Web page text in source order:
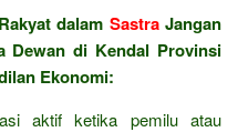
dalam SastraJangan
Dewan di Kendal Provinsi
Ekonomi:
aktif ketika pemilu atau